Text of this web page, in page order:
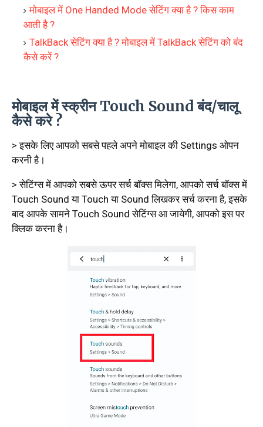
मोबाइल में One Handed Mode सेटिंग क्या है ? किस काम
आती है ?
TalkBack सेटिंग क्या है ? मोबाइल में TalkBack सेटिंग को बंद
कैसे करें ?
मोबाइल में स्क्रीन Touch Sound बंद/चालू
कैसे करे ?
> इसके लिए आपको सबसे पहले अपने मोबाइल की Settings ओपन
करनी है।
> सेटिंग्स में आपको सबसे ऊपर सर्च बॉक्स मिलेगा, आपको सर्च बॉक्स में
Touch Sound या Touch या Sound लिखकर सर्च करना है, इसके
बाद आपके सामने Touch Sound सेटिंग्स आ जायेगी, आपको इस पर
क्लिक करना है।